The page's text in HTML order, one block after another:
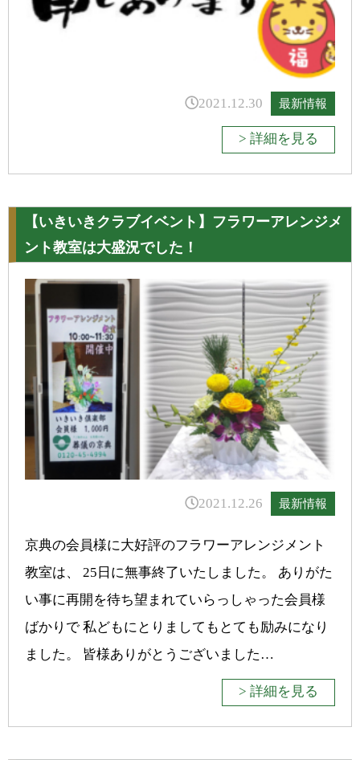
2021.12.30 最新情報
> 詳細を見る
【いきいきクラブイベント】フラワーアレンジメ
ント教室は大盛況でした！
2021.12.26 最新情報
京典の会員様に大好評のフラワーアレンジメント
教室は、 25日に無事終了いたしました。 ありがた
い事に再開を待ち望まれていらっしゃった会員様
ばかりで 私どもにとりましてもとても励みになり
ました。 皆様ありがとうございました…
> 詳細を見る